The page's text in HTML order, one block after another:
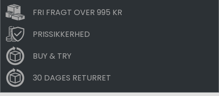
FRI FRAGT OVER 995 KR
PRISSIKKERHED
BUY & TRY
30 DAGES RETURRET